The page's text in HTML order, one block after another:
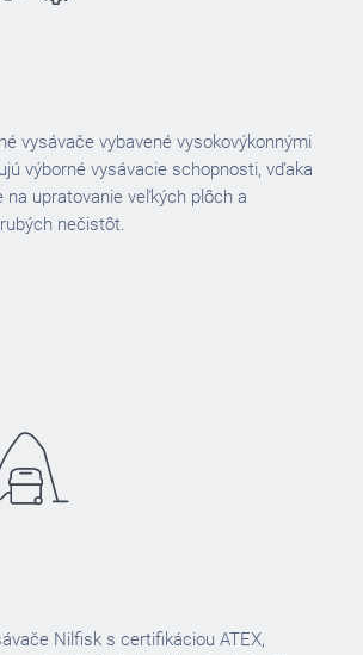
vysávače vybavené vysokovýkonnými
výborné vysávacie schopnosti, vďaka
na upratovanie veľkých plôch a
nečistôt.
Nilfisk s certifikáciou ATEX,